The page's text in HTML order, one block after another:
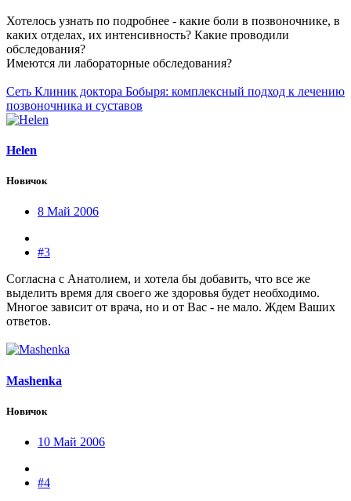
Хотелось узнать по подробнее - какие боли в позвоночнике, в
каких отделах, их интенсивность? Какие проводили
обследования?
Имеются ли лабораторные обследования?
Сеть Клиник доктора Бобыря: комплексный подход к лечению
позвоночника и суставов
Helen
Новичок
8 Май 2006
#3
Согласна с Анатолием, и хотела бы добавить, что все же
выделить время для своего же здоровья будет необходимо.
Многое зависит от врача, но и от Вас - не мало. Ждем Ваших
ответов.
Mashenka
Новичок
10 Май 2006
#4